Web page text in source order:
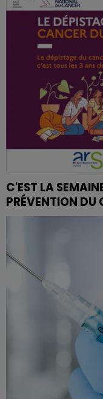
C'EST LA
PRÉVENTION DU
Dans le Grand Est,
supérieure à la
59,5 pour la